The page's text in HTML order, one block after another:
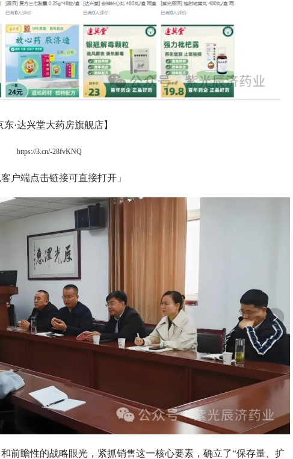
东·达兴堂大药房旗舰店】
https://3.cn/-28fvKNQ
户端点击链接可直接打开」
前瞻性的战略眼光，紧抓销售这一核心要素，确立了“保存量、扩